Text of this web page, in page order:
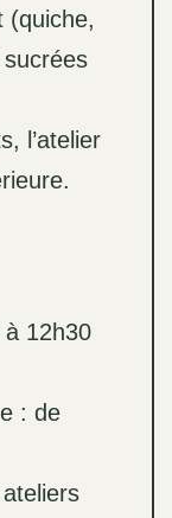
(quiche,
l’atelier
12h30
: de